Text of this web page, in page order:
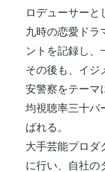
ロデューサーと
九時の恋愛ドラ
ントを記録し、
その後も、イジ
安警察をテーマ
均視聴率三十パ
ばれる。
大手芸能プロダ
に行い、自社の